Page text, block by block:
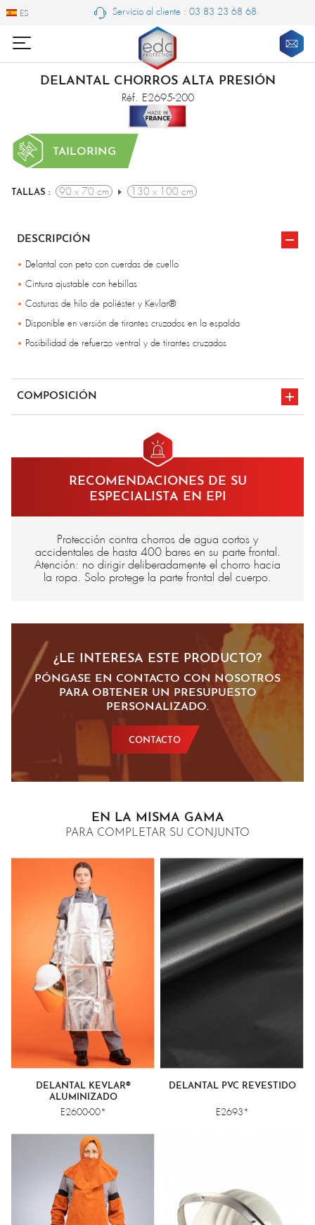
ES
ES Servicio al cliente : 03 83 23 68 68
DELANTAL CHORROS ALTA PRESIÓN
Réf. E2695-200
TAILORING
TALLAS : 90 x 70 cm 130 x 100 cm
DESCRIPCIÓN
Delantal con peto con cuerdas de cuello
Cintura ajustable con hebillas
Costuras de hilo de poliéster y Kevlar®
Disponible en versión de tirantes cruzados en la espalda
Posibilidad de refuerzo ventral y de tirantes cruzados
COMPOSICIÓN
RECOMENDACIONES DE SU
ESPECIALISTA EN EPI
Protección contra chorros de agua cortos y
accidentales de hasta 400 bares en su parte frontal.
Atención: no dirigir deliberadamente el chorro hacia
la ropa. Solo protege la parte frontal del cuerpo.
¿LE INTERESA ESTE PRODUCTO?
PÓNGASE EN CONTACTO CON NOSOTROS
PARA OBTENER UN PRESUPUESTO
PERSONALIZADO.
CONTACTO
EN LA MISMA GAMA
PARA COMPLETAR SU CONJUNTO
DELANTAL KEVLAR®
ALUMINIZADO
E2600-00*
DELANTAL PVC REVESTIDO
E2693*